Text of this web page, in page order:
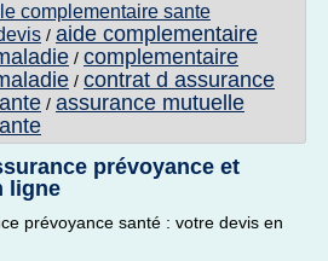
complementaire sante
/ aide complementaire
/ complementaire
/ contrat d assurance
/ assurance mutuelle
prévoyance et
ligne
prévoyance santé : votre devis en